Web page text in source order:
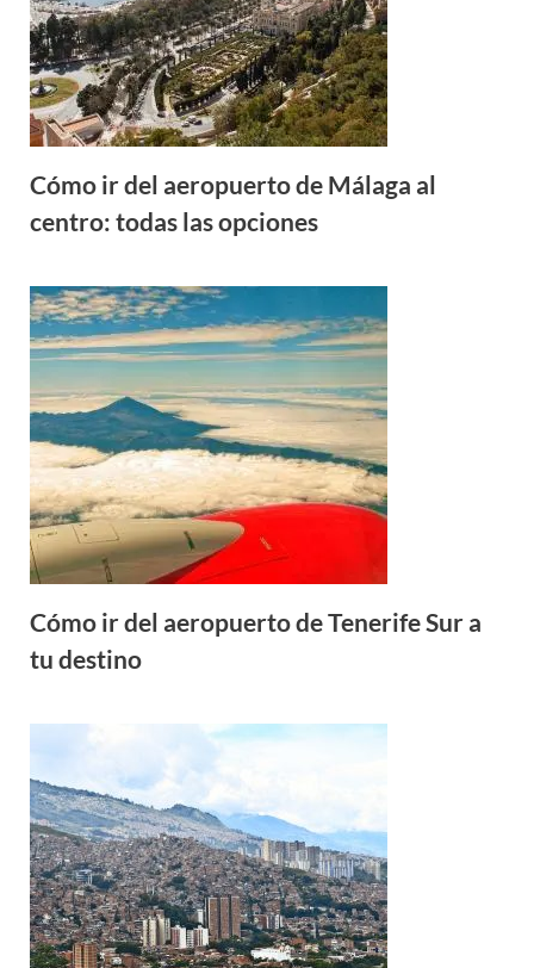
Cómo ir del aeropuerto de Málaga al
centro: todas las opciones
Cómo ir del aeropuerto de Tenerife Sur a
tu destino